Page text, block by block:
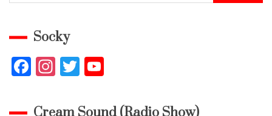
Socky
F
c
In
a
T
itt u
Cream Sound (Radio Show)